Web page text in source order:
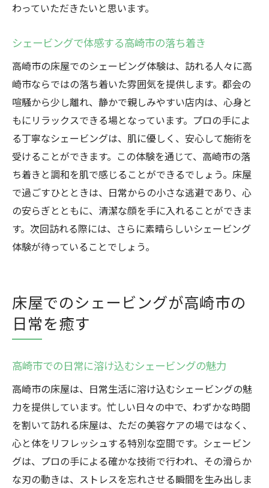
わっていただきたいと思います。
シェービングで体感する高崎市の落ち着き
高崎市の床屋でのシェービング体験は、訪れる人々に高
崎市ならではの落ち着いた雰囲気を提供します。都会の
喧騒から少し離れ、静かで親しみやすい店内は、心身と
もにリラックスできる場となっています。プロの手によ
る丁寧なシェービングは、肌に優しく、安心して施術を
受けることができます。この体験を通じて、高崎市の落
ち着きと調和を肌で感じることができるでしょう。床屋
で過ごすひとときは、日常からの小さな逃避であり、心
の安らぎとともに、清潔な顔を手に入れることができま
す。次回訪れる際には、さらに素晴らしいシェービング
体験が待っていることでしょう。
床屋でのシェービングが高崎市の
日常を癒す
高崎市での日常に溶け込むシェービングの魅力
高崎市の床屋は、日常生活に溶け込むシェービングの魅
力を提供しています。忙しい日々の中で、わずかな時間
を割いて訪れる床屋は、ただの美容ケアの場ではなく、
心と体をリフレッシュする特別な空間です。シェービン
グは、プロの手による確かな技術で行われ、その滑らか
な刃の動きは、ストレスを忘れさせる瞬間を生み出しま